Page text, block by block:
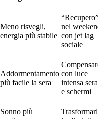
Meno risvegli,
energia più stabile
“Recupero”
nel
con jet lag
sociale
Addormentamento
più facile la sera
con luce
intensa
e schermi
Sonno più